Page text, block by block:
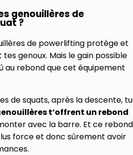
genouillères de
?
de powerlifting protège et
genoux. Mais le gain possible
au rebond que cet équipement
de squats, après la descente, tu
t’offrent un rebond
avec la barre. Et ce rebond
force et donc sûrement avoir